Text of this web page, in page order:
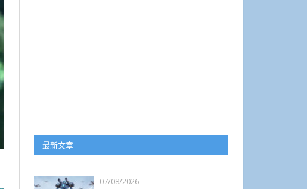
最新文章
07/08/2026